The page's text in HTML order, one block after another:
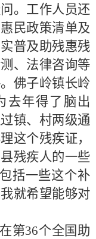
。工作人员还
民政策清单及
普及助残惠残
、法律咨询等
佛子岭镇长岭
去年得了脑出
镇、村两级通
这个残疾证，
残疾人的一些
括一些这个补
就希望能够对
第36个全国助